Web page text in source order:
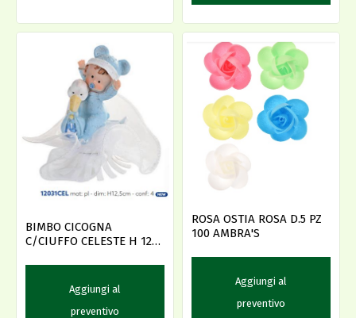
BIMBO CICOGNA
C/CIUFFO CELESTE H 12.5
Aggiungi al
preventivo
ROSA OSTIA ROSA D.5 PZ
100 AMBRA'S
Aggiungi al
preventivo